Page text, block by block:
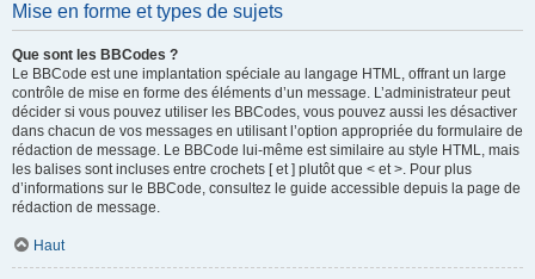
Mise en forme et types de sujets
Que sont les BBCodes ?
Le BBCode est une implantation spéciale au langage HTML, offrant un large
contrôle de mise en forme des éléments d’un message. L’administrateur peut
décider si vous pouvez utiliser les BBCodes, vous pouvez aussi les désactiver
dans chacun de vos messages en utilisant l’option appropriée du formulaire de
rédaction de message. Le BBCode lui-même est similaire au style HTML, mais
les balises sont incluses entre crochets [ et ] plutôt que < et >. Pour plus
d’informations sur le BBCode, consultez le guide accessible depuis la page de
rédaction de message.
Haut